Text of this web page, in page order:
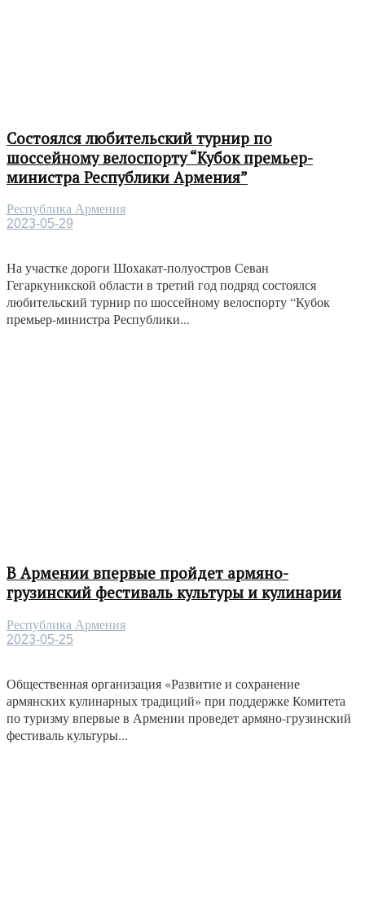
Состоялся любительский турнир по
шоссейному велоспорту “Кубок премьер-
министра Республики Армения”
Республика Армения
2023-05-29
На участке дороги Шохакат-полуостров Севан
Гегаркуникской области в третий год подряд состоялся
любительский турнир по шоссейному велоспорту “Кубок
премьер-министра Республики...
В Армении впервые пройдет армяно-
грузинский фестиваль культуры и кулинарии
Республика Армения
2023-05-25
Общественная организация «Развитие и сохранение
армянских кулинарных традиций» при поддержке Комитета
по туризму впервые в Армении проведет армяно-грузинский
фестиваль культуры...